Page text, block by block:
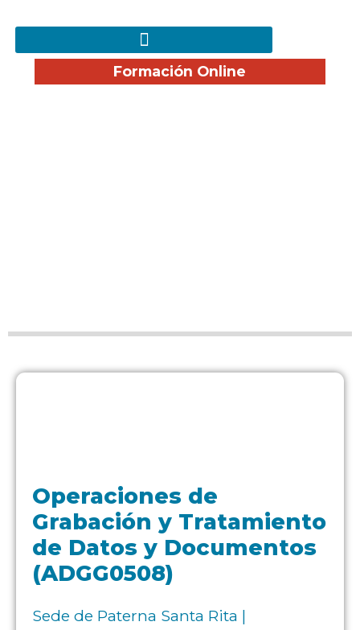
Formación Online
Operaciones de
Grabación y Tratamiento
de Datos y Documentos
(ADGG0508)
Sede de Paterna Santa Rita |